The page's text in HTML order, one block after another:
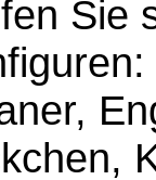
Sie